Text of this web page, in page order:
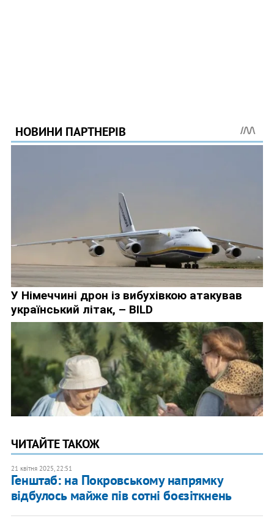
ЧИТАЙТЕ ТАКОЖ
21 квітня 2025, 22:51
Генштаб: на Покровському напрямку
відбулось майже пів сотні боєзіткнень